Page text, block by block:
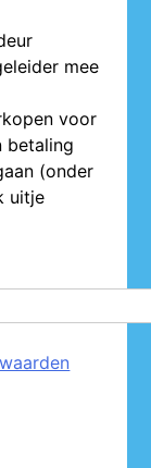
mee
voor
betaling
(onder
uitje